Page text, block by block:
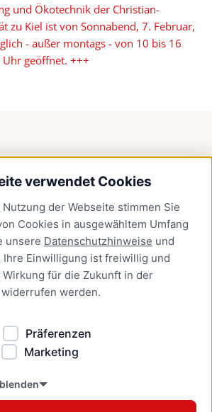
verwendet Cookies
der Webseite stimmen Sie
Cookies in ausgewähltem Umfang
unsere Datenschutzhinweise und
Ihre Einwilligung ist freiwillig und
für die Zukunft in der
widerrufen werden.
Präferenzen
Marketing
und Ökotechnik der Christian-
zu Kiel ist von Sonnabend, 7. Februar,
- außer montags - von 10 bis 16
geöffnet. +++